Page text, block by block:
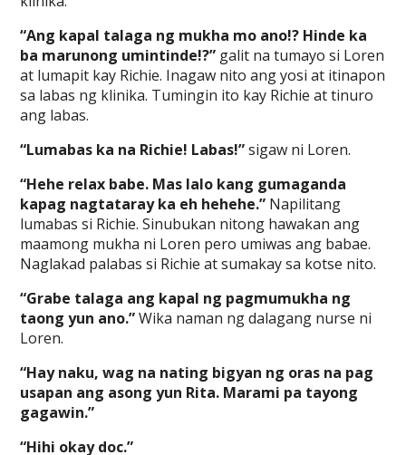
“Ang kapal talaga ng mukha mo ano!? Hinde ka
ba marunong umintinde!?” galit na tumayo si Loren
at lumapit kay Richie. Inagaw nito ang yosi at itinapon
sa labas ng klinika. Tumingin ito kay Richie at tinuro
ang labas.
“Lumabas ka na Richie! Labas!”sigaw ni Loren.
“Hehe relax babe. Mas lalo kang gumaganda
kapag nagtataray ka eh hehehe.” Napilitang
lumabas si Richie. Sinubukan nitong hawakan ang
maamong mukha ni Loren pero umiwas ang babae.
Naglakad palabas si Richie at sumakay sa kotse nito.
“Grabe talaga ang kapal ng pagmumukha ng
taong yun ano.”Wika naman ng dalagang nurse ni
Loren.
“Hay naku, wag na nating bigyan ng oras na pag
usapan ang asong yun Rita. Marami pa tayong
gagawin.”
“Hihi okay doc.”